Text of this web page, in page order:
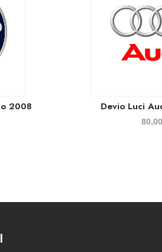
2008 Devio Luci
80,00